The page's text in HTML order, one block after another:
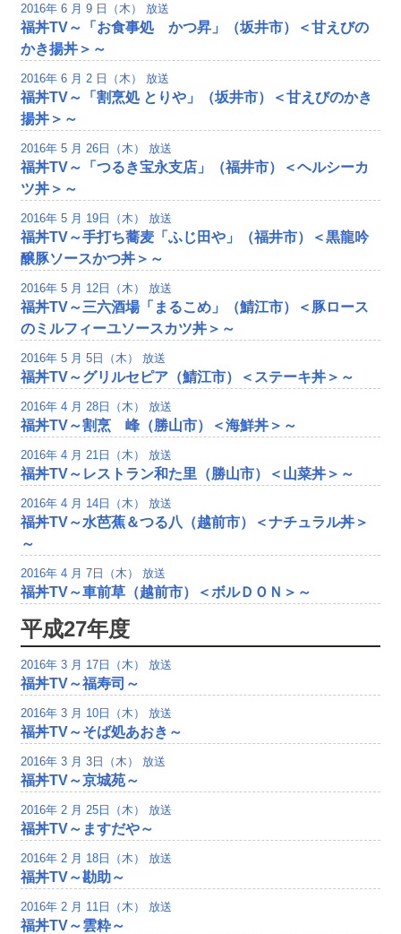
2016年 6 月 9 日（木） 放送
福丼TV～「お食事処 かつ昇」（坂井市）＜甘えびの
かき揚丼＞～
2016年 6 月 2 日（木） 放送
福丼TV～「割烹処 とりや」（坂井市）＜甘えびのかき
揚丼＞～
2016年 5 月 26日（木） 放送
福丼TV～「つるき宝永支店」（福井市）＜ヘルシーカ
ツ丼＞～
2016年 5 月 19日（木） 放送
福丼TV～手打ち蕎麦「ふじ田や」（福井市）＜黒龍吟
醸豚ソースかつ丼＞～
2016年 5 月 12日（木） 放送
福丼TV～三六酒場「まるこめ」（鯖江市）＜豚ロース
のミルフィーユソースカツ丼＞～
2016年 5 月 5日（木） 放送
福丼TV～グリルセピア（鯖江市）＜ステーキ丼＞～
2016年 4 月 28日（木） 放送
福丼TV～割烹 峰（勝山市）＜海鮮丼＞～
2016年 4 月 21日（木） 放送
福丼TV～レストラン和た里（勝山市）＜山菜丼＞～
2016年 4 月 14日（木） 放送
福丼TV～水芭蕉＆つる八（越前市）＜ナチュラル丼＞
～
2016年 4 月 7日（木） 放送
福丼TV～車前草（越前市）＜ボルＤＯＮ＞～
平成27年度
2016年 3 月 17日（木） 放送
福丼TV～福寿司～
2016年 3 月 10日（木） 放送
福丼TV～そば処あおき～
2016年 3 月 3日（木） 放送
福丼TV～京城苑～
2016年 2 月 25日（木） 放送
福丼TV～ますだや～
2016年 2 月 18日（木） 放送
福丼TV～勘助～
2016年 2 月 11日（木） 放送
福丼TV～雲粋～